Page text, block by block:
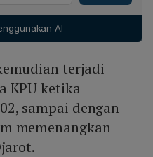
sepenuhnya terserah
AI
terjadi
KPU ketika
sampai dengan
memenangkan